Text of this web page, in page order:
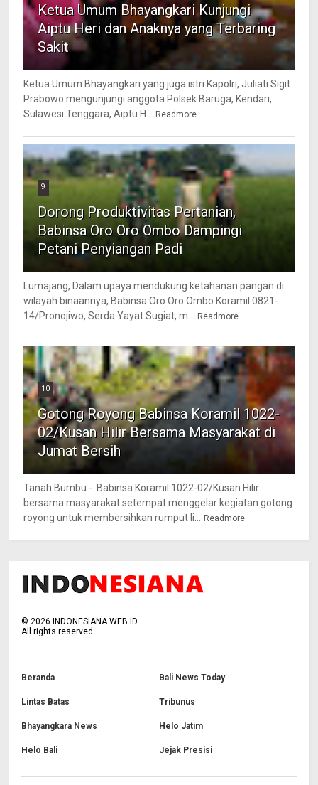
Ketua Umum Bhayangkari Kunjungi
Aiptu Heri dan Anaknya yang Terbaring
Sakit
Ketua Umum Bhayangkari yang juga istri Kapolri, Juliati Sigit
Prabowo mengunjungi anggota Polsek Baruga, Kendari,
Sulawesi Tenggara, Aiptu H...
Readmore
9
Dorong Produktivitas Pertanian,
Babinsa Oro Oro Ombo Dampingi
Petani Penyiangan Padi
Lumajang, Dalam upaya mendukung ketahanan pangan di
wilayah binaannya, Babinsa Oro Oro Ombo Koramil 0821-
14/Pronojiwo, Serda Yayat Sugiat, m...
Readmore
10
Gotong Royong Babinsa Koramil 1022-
02/Kusan Hilir Bersama Masyarakat di
Jumat Bersih
Tanah Bumbu - Babinsa Koramil 1022-02/Kusan Hilir
bersama masyarakat setempat menggelar kegiatan gotong
royong untuk membersihkan rumput li...
Readmore
©2026 INDONESIANA.WEB.ID
All rights reserved.
Beranda Bali News Today
Lintas Batas Tribunus
Bhayangkara News Helo Jatim
Helo Bali Jejak Presisi